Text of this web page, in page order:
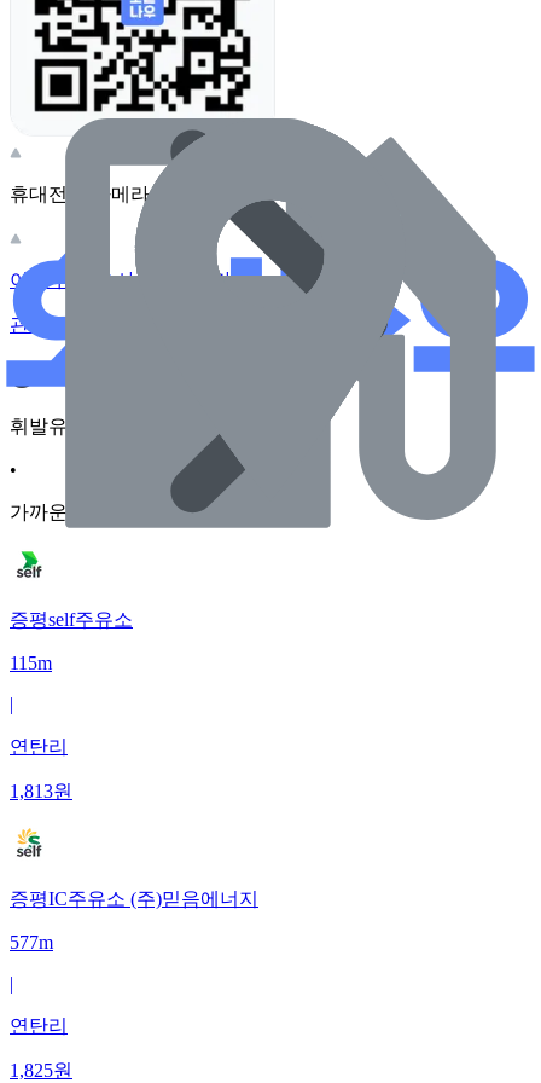
휴대전화 카메라로 찍어보세요
이 주유소의 사장님이신가요?
관리하기
휘발유
•
가까운순
증평self주유소
115m
|
연탄리
1,813원
증평IC주유소 (주)믿음에너지
577m
|
연탄리
1,825원